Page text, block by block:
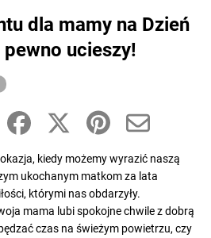
dla mamy na Dzień
ucieszy!
kiedy możemy wyrazić naszą
ukochanym matkom za lata
którymi nas obdarzyły.
mama lubi spokojne chwile z dobrą
czas na świeżym powietrzu, czy